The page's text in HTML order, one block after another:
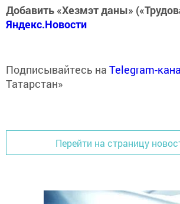
Добавить «Хезмэт даны»
Яндекс.Новости
Подписывайтесь на Telegram-
Татарстан»
Перейти на страницу